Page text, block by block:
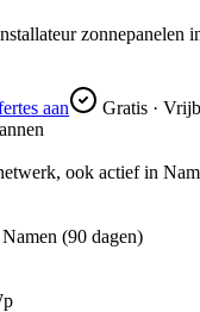
zonnepanelen
aan
Gratis ·
ook actief in
Namen (90 dagen)